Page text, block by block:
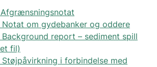
Afgrænsningsnotat
Notat om gydebanker og oddere
Background report – sediment spill
fil)
Støjpåvirkning i forbindelse med